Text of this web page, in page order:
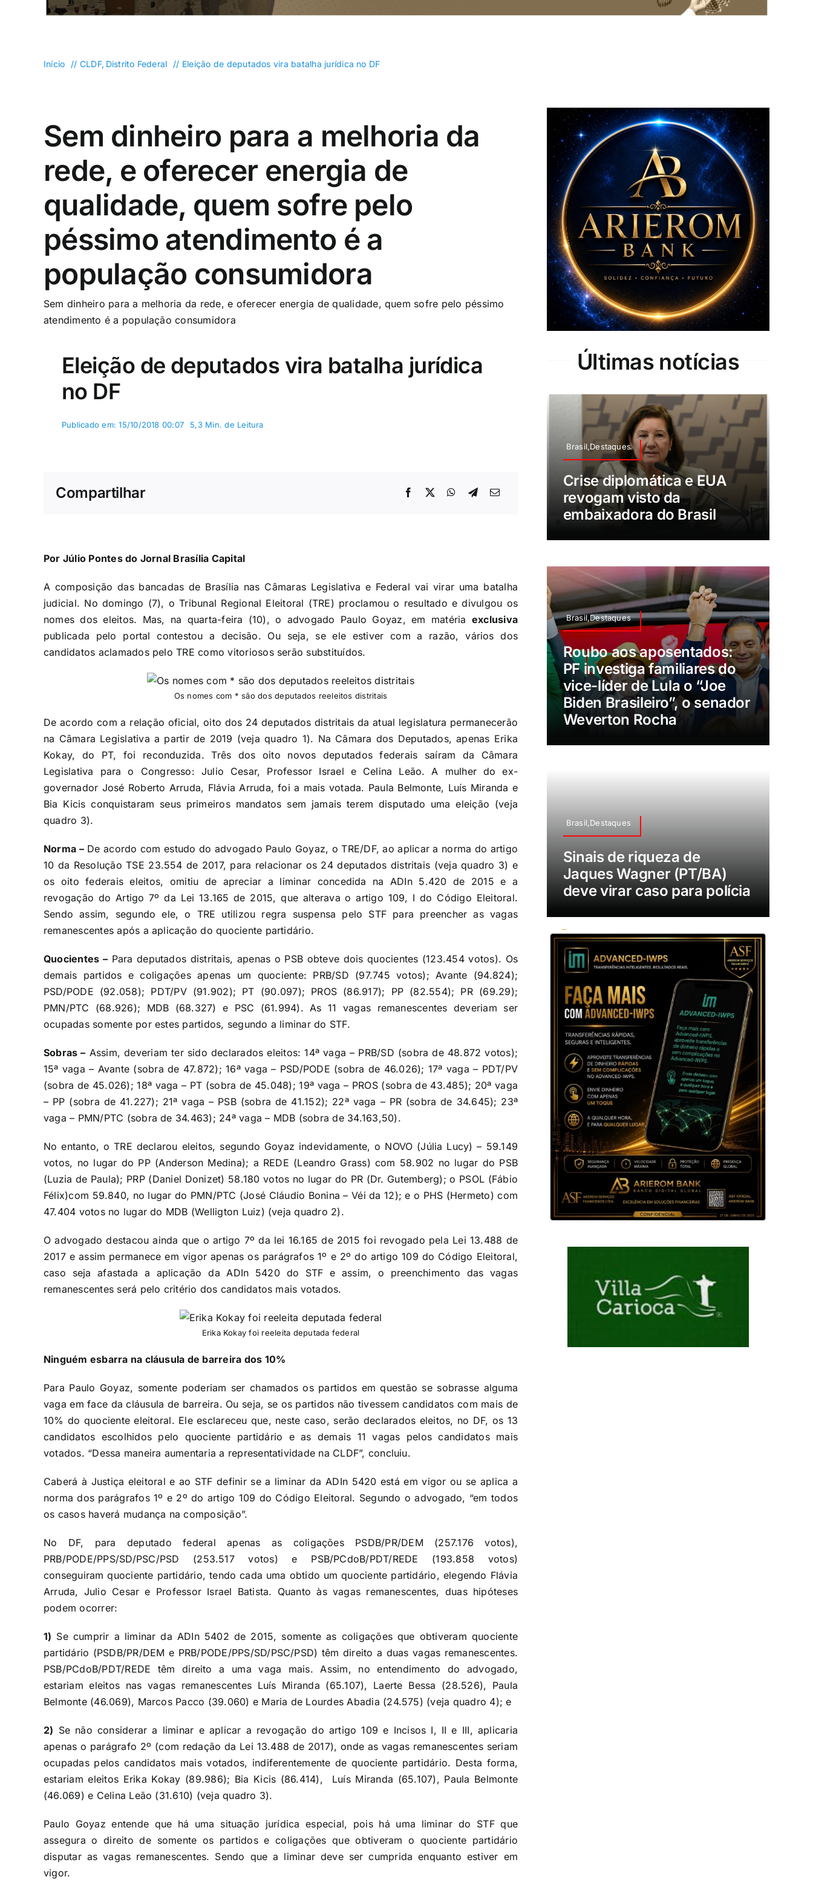
Santa Maria São Sebastião SIA
Início CLDF Distrito Federal Eleição de deputados vira batalha jurídica no DF
Sem dinheiro para a melhoria da
rede, e oferecer energia de
qualidade, quem sofre pelo
péssimo atendimento é a
população consumidora
Sem dinheiro para a melhoria da rede, e oferecer energia de qualidade, quem sofre pelo péssimo
atendimento é a população consumidora
Eleição de deputados vira batalha jurídica
no DF
Publicado em: 15/10/2018 00:07 5,3 Min. de Leitura
Compartilhar
Por Júlio Pontes do Jornal Brasília Capital
A composição das bancadas de Brasília nas Câmaras Legislativa e Federal vai virar uma batalha
judicial. No domingo (7), o Tribunal Regional Eleitoral (TRE) proclamou o resultado e divulgou os
nomes dos eleitos. Mas, na quarta-feira (10), o advogado Paulo Goyaz, em matéria exclusiva
publicada pelo portal contestou a decisão. Ou seja, se ele estiver com a razão, vários dos
candidatos aclamados pelo TRE como vitoriosos serão substituídos.
Os nomes com * são dos deputados reeleitos distritais
De acordo com a relação oficial, oito dos 24 deputados distritais da atual legislatura permanecerão
na Câmara Legislativa a partir de 2019 (veja quadro 1). Na Câmara dos Deputados, apenas Erika
Kokay, do PT, foi reconduzida. Três dos oito novos deputados federais saíram da Câmara
Legislativa para o Congresso: Julio Cesar, Professor Israel e Celina Leão. A mulher do ex-
governador José Roberto Arruda, Flávia Arruda, foi a mais votada. Paula Belmonte, Luís Miranda e
Bia Kicis conquistaram seus primeiros mandatos sem jamais terem disputado uma eleição (veja
quadro 3).
Norma –De acordo com estudo do advogado Paulo Goyaz, o TRE/DF, ao aplicar a norma do artigo
10 da Resolução TSE 23.554 de 2017, para relacionar os 24 deputados distritais (veja quadro 3) e
os oito federais eleitos, omitiu de apreciar a liminar concedida na ADIn 5.420 de 2015 e a
revogação do Artigo 7º da Lei 13.165 de 2015, que alterava o artigo 109, I do Código Eleitoral.
Sendo assim, segundo ele, o TRE utilizou regra suspensa pelo STF para preencher as vagas
remanescentes após a aplicação do quociente partidário.
Quocientes – Para deputados distritais, apenas o PSB obteve dois quocientes (123.454 votos). Os
demais partidos e coligações apenas um quociente: PRB/SD (97.745 votos); Avante (94.824);
PSD/PODE (92.058); PDT/PV (91.902); PT (90.097); PROS (86.917); PP (82.554); PR (69.29);
PMN/PTC (68.926); MDB (68.327) e PSC (61.994). As 11 vagas remanescentes deveriam ser
ocupadas somente por estes partidos, segundo a liminar do STF.
Sobras – Assim, deveriam ter sido declarados eleitos: 14ª vaga – PRB/SD (sobra de 48.872 votos);
15ª vaga – Avante (sobra de 47.872); 16ª vaga – PSD/PODE (sobra de 46.026); 17ª vaga – PDT/PV
(sobra de 45.026); 18ª vaga – PT (sobra de 45.048); 19ª vaga – PROS (sobra de 43.485); 20ª vaga
– PP (sobra de 41.227); 21ª vaga – PSB (sobra de 41.152); 22ª vaga – PR (sobra de 34.645); 23ª
vaga – PMN/PTC (sobra de 34.463); 24ª vaga – MDB (sobra de 34.163,50).
No entanto, o TRE declarou eleitos, segundo Goyaz indevidamente, o NOVO (Júlia Lucy) – 59.149
votos, no lugar do PP (Anderson Medina); a REDE (Leandro Grass) com 58.902 no lugar do PSB
(Luzia de Paula); PRP (Daniel Donizet) 58.180 votos no lugar do PR (Dr. Gutemberg); o PSOL (Fábio
Félix)com 59.840, no lugar do PMN/PTC (José Cláudio Bonina – Véi da 12); e o PHS (Hermeto) com
47.404 votos no lugar do MDB (Welligton Luiz) (veja quadro 2).
O advogado destacou ainda que o artigo 7º da lei 16.165 de 2015 foi revogado pela Lei 13.488 de
2017 e assim permanece em vigor apenas os parágrafos 1º e 2º do artigo 109 do Código Eleitoral,
caso seja afastada a aplicação da ADIn 5420 do STF e assim, o preenchimento das vagas
remanescentes será pelo critério dos candidatos mais votados.
Erika Kokay foi reeleita deputada federal
Ninguém esbarra na cláusula de barreira dos 10%
Para Paulo Goyaz, somente poderiam ser chamados os partidos em questão se sobrasse alguma
vaga em face da cláusula de barreira. Ou seja, se os partidos não tivessem candidatos com mais de
10% do quociente eleitoral. Ele esclareceu que, neste caso, serão declarados eleitos, no DF, os 13
candidatos escolhidos pelo quociente partidário e as demais 11 vagas pelos candidatos mais
votados. “Dessa maneira aumentaria a representatividade na CLDF”, concluiu.
Caberá à Justiça eleitoral e ao STF definir se a liminar da ADIn 5420 está em vigor ou se aplica a
norma dos parágrafos 1º e 2º do artigo 109 do Código Eleitoral. Segundo o advogado, “em todos
os casos haverá mudança na composição”.
No DF, para deputado federal apenas as coligações PSDB/PR/DEM (257.176 votos),
PRB/PODE/PPS/SD/PSC/PSD (253.517 votos) e PSB/PCdoB/PDT/REDE (193.858 votos)
conseguiram quociente partidário, tendo cada uma obtido um quociente partidário, elegendo Flávia
Arruda, Julio Cesar e Professor Israel Batista. Quanto às vagas remanescentes, duas hipóteses
podem ocorrer:
1) Se cumprir a liminar da ADIn 5402 de 2015, somente as coligações que obtiveram quociente
partidário (PSDB/PR/DEM e PRB/PODE/PPS/SD/PSC/PSD) têm direito a duas vagas remanescentes.
PSB/PCdoB/PDT/REDE têm direito a uma vaga mais. Assim, no entendimento do advogado,
estariam eleitos nas vagas remanescentes Luís Miranda (65.107), Laerte Bessa (28.526), Paula
Belmonte (46.069), Marcos Pacco (39.060) e Maria de Lourdes Abadia (24.575) (veja quadro 4); e
2) Se não considerar a liminar e aplicar a revogação do artigo 109 e Incisos I, II e III, aplicaria
apenas o parágrafo 2º (com redação da Lei 13.488 de 2017), onde as vagas remanescentes seriam
ocupadas pelos candidatos mais votados, indiferentemente de quociente partidário. Desta forma,
estariam eleitos Erika Kokay (89.986); Bia Kicis (86.414), Luís Miranda (65.107), Paula Belmonte
(46.069) e Celina Leão (31.610) (veja quadro 3).
Paulo Goyaz entende que há uma situação jurídica especial, pois há uma liminar do STF que
assegura o direito de somente os partidos e coligações que obtiveram o quociente partidário
disputar as vagas remanescentes. Sendo que a liminar deve ser cumprida enquanto estiver em
vigor.
Últimas notícias
Brasil,Destaques
Crise diplomática e EUA
revogam visto da
embaixadora do Brasil
Brasil,Destaques
Roubo aos aposentados:
PF investiga familiares do
vice-líder de Lula o “Joe
Biden Brasileiro”, o senador
Weverton Rocha
Brasil,Destaques
Sinais de riqueza de
Jaques Wagner (PT/BA)
deve virar caso para polícia